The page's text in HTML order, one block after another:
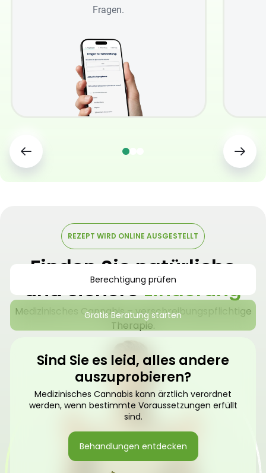
Fragen.
REZEPT WIRD ONLINE AUSGESTELLT
Finden Sie natürliche
und sichereLinderung
Medizinisches Cannabis – verschreibungspflichtige
Therapie.
Berechtigung prüfen
Gratis Beratung starten
Sind Sie es leid, alles andere
auszuprobieren?
Medizinisches Cannabis kann ärztlich verordnet
werden, wenn bestimmte Voraussetzungen erfüllt
sind.
Behandlungen entdecken